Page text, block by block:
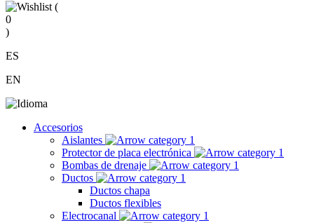
(
0
)
ES
EN
Accesorios
Aislantes
Protector de placa electrónica
Bombas de drenaje
Ductos
Ductos chapa
Ductos flexibles
Electrocanal